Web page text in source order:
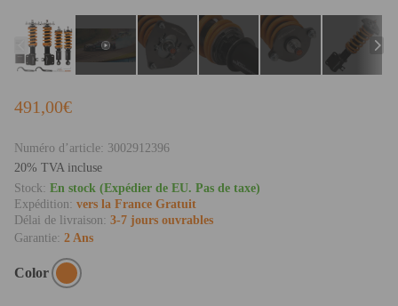
491,00€
Numéro d’article: 3002912396
20% TVA incluse
Stock: En stock (Expédier de EU. Pas de taxe)
Expédition: vers la France Gratuit
Délai de livraison: 3-7 jours ouvrables
Garantie: 2 Ans
Color